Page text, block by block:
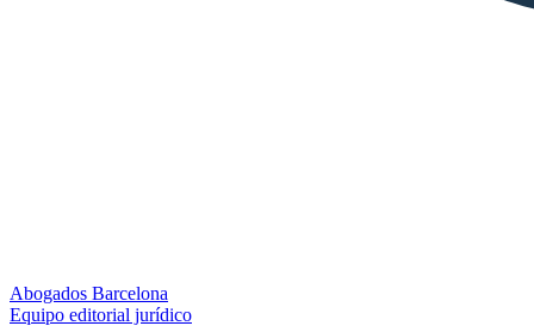
Abogados Barcelona
Equipo editorial jurídico